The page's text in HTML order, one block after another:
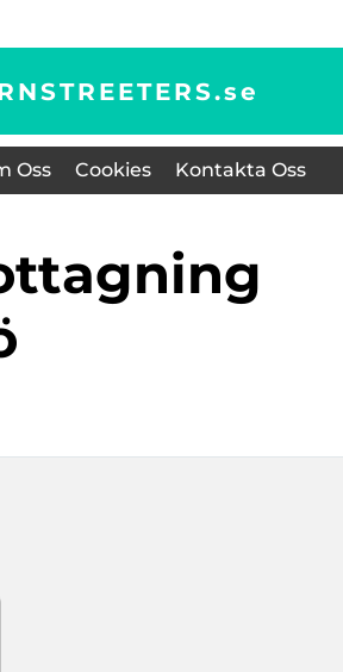
se
Oss Cookies Kontakta Oss